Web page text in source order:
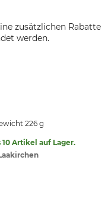
zusätzlichen Rabatte
werden.
226 g
Artikel auf Lager.